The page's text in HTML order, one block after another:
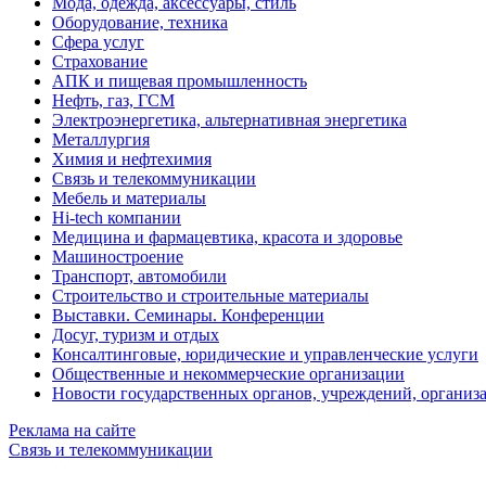
Оборудование, техника
Сфера услуг
Страхование
АПК и пищевая промышленность
Нефть, газ, ГСМ
Электроэнергетика, альтернативная энергетика
Металлургия
Химия и нефтехимия
Связь и телекоммуникации
Мебель и материалы
Hi-tech компании
Медицина и фармацевтика, красота и здоровье
Машиностроение
Транспорт, автомобили
Строительство и строительные материалы
Выставки. Семинары. Конференции
Досуг, туризм и отдых
Консалтинговые, юридические и управленческие услуги
Общественные и некоммерческие организации
Новости государственных органов, учреждений,
Реклама на сайте
Связь и телекоммуникации